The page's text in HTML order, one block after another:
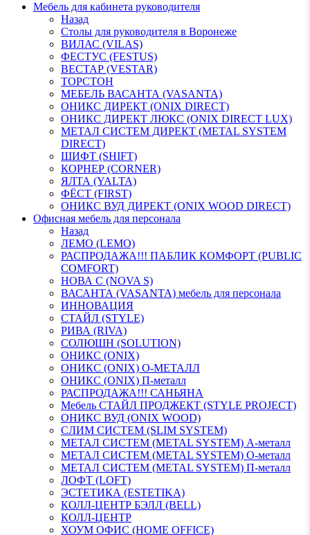
Мебель для кабинета руководителя
Назад
Столы для руководителя в Воронеже
ВИЛАС (VILAS)
ФЕСТУС (FESTUS)
ВЕСТАР (VESTAR)
ТОРСТОН
МЕБЕЛЬ ВАСАНТА (VASANTA)
ОНИКС ДИРЕКТ (ONIX DIRECT)
ОНИКС ДИРЕКТ ЛЮКС (ONIX DIRECT LUX)
МЕТАЛ СИСТЕМ ДИРЕКТ (METAL SYSTEM
DIRECT)
ШИФТ (SHIFT)
КОРНЕР (CORNER)
ЯЛТА (YALTA)
ФЁСТ (FIRST)
ОНИКС ВУД ДИРЕКТ (ONIX WOOD DIRECT)
Офисная мебель для персонала
Назад
ЛЕМО (LEMO)
РАСПРОДАЖА!!! ПАБЛИК КОМФОРТ (PUBLIC
COMFORT)
НОВА С (NOVA S)
ВАСАНТА (VASANTA) мебель для персонала
ИННОВАЦИЯ
СТАЙЛ (STYLE)
РИВА (RIVA)
СОЛЮШН (SOLUTION)
ОНИКС (ONIX)
ОНИКС (ONIX) O-МЕТАЛЛ
ОНИКС (ONIX) П-металл
РАСПРОДАЖА!!! САНЬЯНА
Мебель СТАЙЛ ПРОДЖЕКТ (STYLE PROJECT)
ОНИКС ВУД (ONIX WOOD)
СЛИМ СИСТЕМ (SLIM SYSTEM)
МЕТАЛ СИСТЕМ (METAL SYSTEM) А-металл
МЕТАЛ СИСТЕМ (METAL SYSTEM) О-металл
МЕТАЛ СИСТЕМ (METAL SYSTEM) П-металл
ЛОФТ (LOFT)
ЭСТЕТИКА (ESTETIKA)
КОЛЛ-ЦЕНТР БЭЛЛ (BELL)
КОЛЛ-ЦЕНТР
ХОУМ ОФИС (HOME OFFICE)